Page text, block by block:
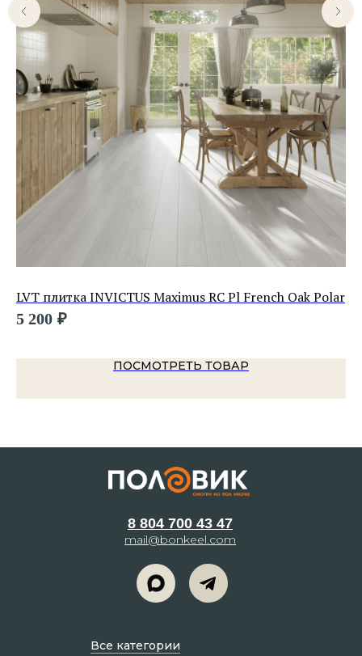
LVT плитка INVICTUS Maximus RC Pl French Oak Polar
5 200 ₽
ПОСМОТРЕТЬ ТОВАР
8 804 700 43 47
mail@bonkeel.com
Все категории